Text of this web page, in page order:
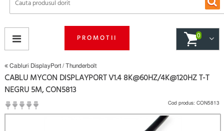
PROMOTII 0
Cabluri DisplayPort / Thunderbolt
CABLU MYCON DISPLAYPORT V1.4 8K@60HZ/4K@120HZ T-T
NEGRU 5M, CON5813
(
Cod produs: CON5813